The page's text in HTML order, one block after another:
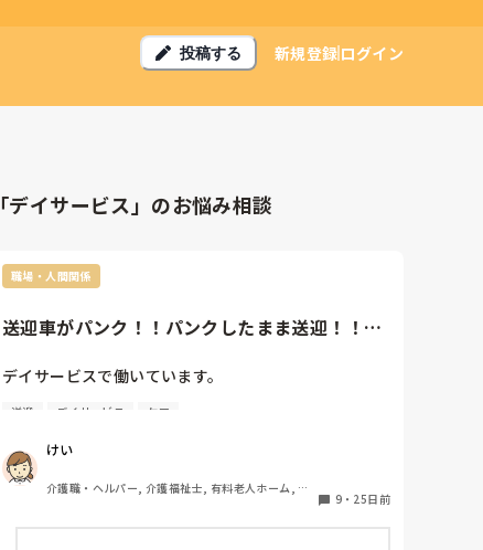
投稿する 新規登録ログイン
「デイサービス」のお悩み相談
職場・人間関係
送迎車がパンク！！パンクしたまま送迎！！管
デイサービスで働いています。
朝のお迎えに行く時に送迎車がパンクしました。
本来なら、路肩に停めてパンクしたことをデイに連絡
しますよね。
Aスタッフはなにを思ったのか通常通り送迎して２人
送迎 デイサービス ケア
けい
介護職・ヘルパー, 介護福祉士, 有料老人ホーム, 介
9・ 25日前